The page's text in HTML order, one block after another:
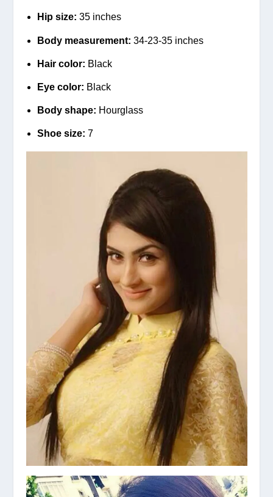
Hip size: 35 inches
Body measurement: 34-23-35 inches
Hair color: Black
Eye color: Black
Body shape: Hourglass
Shoe size: 7